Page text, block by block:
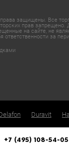
защищены. Все
прав запрещено.
на сайте, не
за
Duravit
+7 (495) 108-54-05